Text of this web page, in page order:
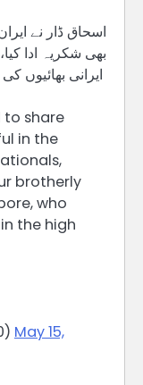
اسحاق ڈار نے
بھی شکریہ ادا
ایرانی بھائیوں
to share
in the
brotherly
who
the high
May 15,